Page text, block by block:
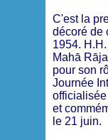
C'est la
décoré de
1954.
Mahā Rāja
pour son
Journée
et
le 21 juin.